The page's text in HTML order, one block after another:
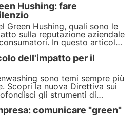
Hushing: fare
Green Hushing, quali sono le
sulla reputazione aziendale
In questo articolo
soluzioni per ridurre il Green
l'adozione di politiche
dell'impatto per il
sono temi sempre più
Scopri la nuova Direttiva sui
gli strumenti di
per il tuo report di
la guida pratica di 3Bee.
comunicare "green"